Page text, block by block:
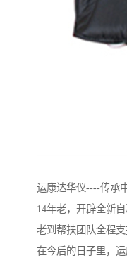
运康达华仪----传承
14年老，开辟全新
老到帮扶团队全程支
在今后的日子里，